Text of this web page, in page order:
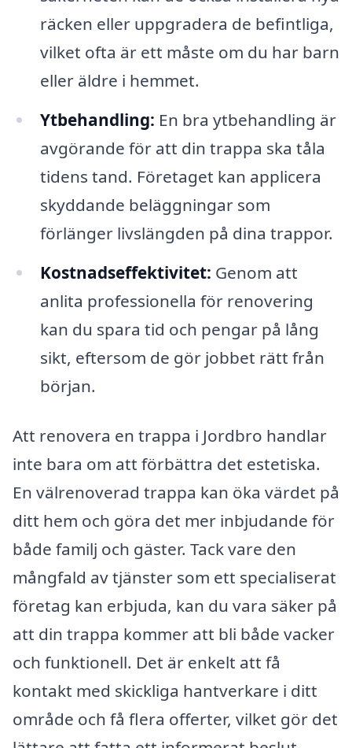
räcken eller uppgradera de befintliga,
vilket ofta är ett måste om du har barn
eller äldre i hemmet.
Ytbehandling: En bra ytbehandling är
avgörande för att din trappa ska tåla
tidens tand. Företaget kan applicera
skyddande beläggningar som
förlänger livslängden på dina trappor.
Kostnadseffektivitet: Genom att
anlita professionella för renovering
kan du spara tid och pengar på lång
sikt, eftersom de gör jobbet rätt från
början.
Att renovera en trappa i Jordbro handlar
inte bara om att förbättra det estetiska.
En välrenoverad trappa kan öka värdet på
ditt hem och göra det mer inbjudande för
både familj och gäster. Tack vare den
mångfald av tjänster som ett specialiserat
företag kan erbjuda, kan du vara säker på
att din trappa kommer att bli både vacker
och funktionell. Det är enkelt att få
kontakt med skickliga hantverkare i ditt
område och få flera offerter, vilket gör det